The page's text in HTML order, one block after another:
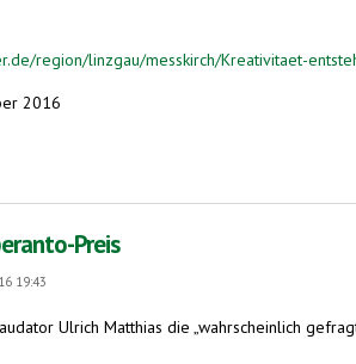
region/linzgau/messkirch/Kreativitaet-
2016
Preis
19:43
Ulrich Matthias die „wahrscheinlich